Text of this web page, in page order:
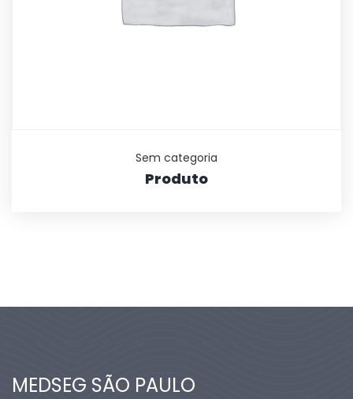
Sem categoria
Produto
MEDSEG SÃO PAULO